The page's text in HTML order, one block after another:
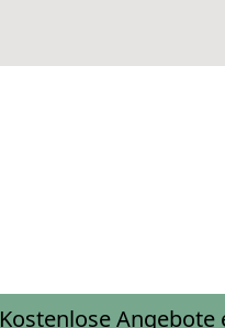
Kostenlose Angebote